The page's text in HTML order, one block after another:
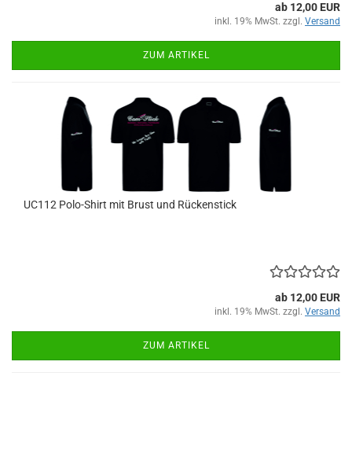
ab 12,00 EUR
inkl. 19% MwSt. zzgl. Versand
ZUM ARTIKEL
UC112 Polo-Shirt mit Brust und Rückenstick
ab 12,00 EUR
inkl. 19% MwSt. zzgl. Versand
ZUM ARTIKEL